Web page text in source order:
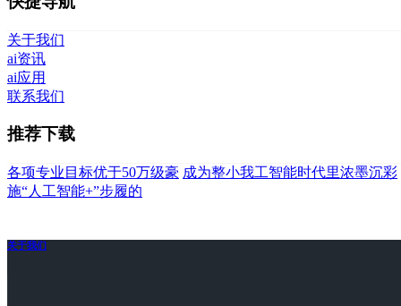
关于我们
ai资讯
ai应用
联系我们
推荐下载
各项专业目标优于50万级豪 成为整小我工智能时代里浓墨沉彩
施“人工智能+”步履的
关于我们